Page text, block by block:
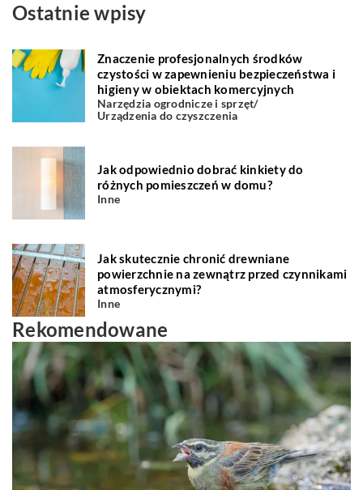
Ostatnie wpisy
Znaczenie profesjonalnych środków
czystości w zapewnieniu bezpieczeństwa i
higieny w obiektach komercyjnych
Narzędzia ogrodnicze i sprzęt/
Urządzenia do czyszczenia
Jak odpowiednio dobrać kinkiety do
różnych pomieszczeń w domu?
Inne
Jak skutecznie chronić drewniane
powierzchnie na zewnątrz przed czynnikami
atmosferycznymi?
Inne
Rekomendowane